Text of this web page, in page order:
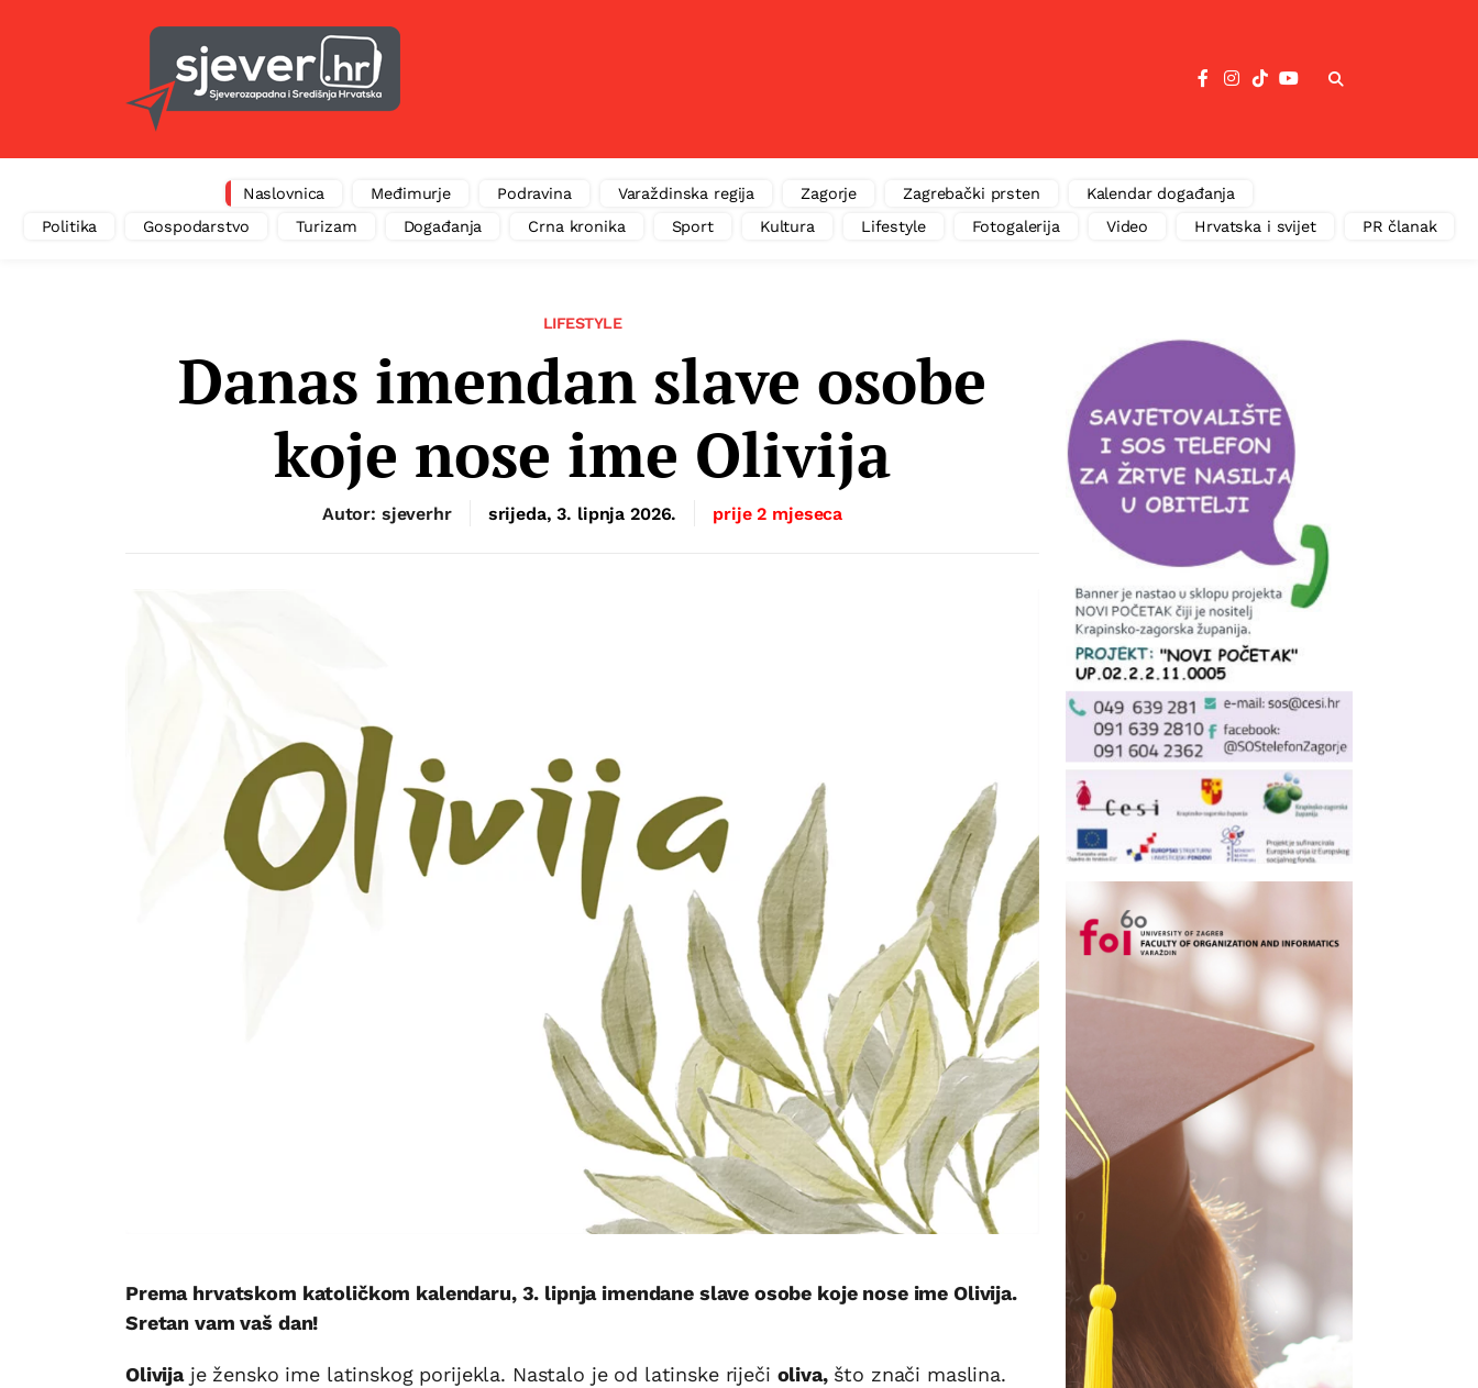
Naslovnica Međimurje Podravina Varaždinska regija Zagorje Zagrebački prsten
Kalendar događanja
Politika
Gospodarstvo Turizam Događanja Crna kronika Sport Kultura Lifestyle Fotogalerija Video Hrvatska i svijet PR članak
LIFESTYLE
Danas imendan slave osobe
koje nose ime Olivija
Autor: sjeverhr srijeda, 3. lipnja 2026. prije 2 mjeseca
Prema hrvatskom katoličkom kalendaru, 3. lipnja imendane slave osobe koje nose ime Olivija.
Sretan vam vaš dan!
Olivijaje žensko ime latinskog porijekla. Nastalo je od latinske riječi oliva,što znači maslina.